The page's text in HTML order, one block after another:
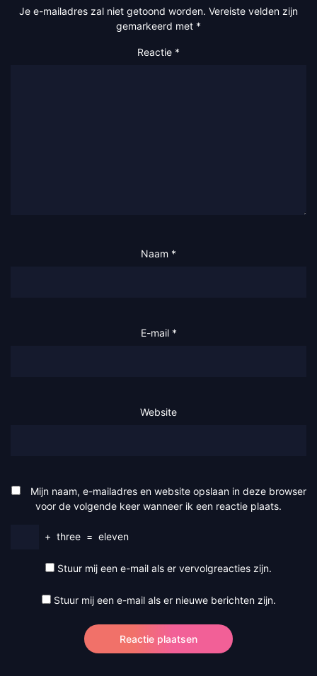
Je e-mailadres zal niet getoond worden. Vereiste velden zijn
gemarkeerd met *
Reactie *
Naam *
E-mail *
Website
Mijn naam, e-mailadres en website opslaan in deze browser
voor de volgende keer wanneer ik een reactie plaats.
+ three = eleven
Stuur mij een e-mail als er vervolgreacties zijn.
Stuur mij een e-mail als er nieuwe berichten zijn.